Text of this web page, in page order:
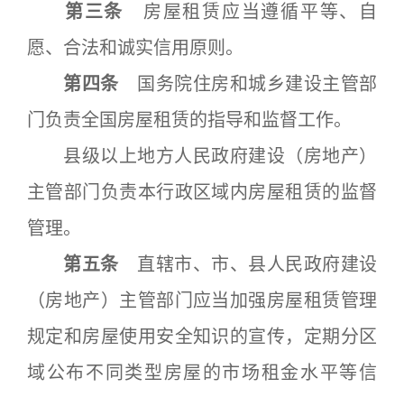
第三条 房屋租赁应当遵循平等、自
愿、合法和诚实信用原则。
第四条 国务院住房和城乡建设主管部
门负责全国房屋租赁的指导和监督工作。
县级以上地方人民政府建设（房地产）
主管部门负责本行政区域内房屋租赁的监督
管理。
第五条 直辖市、市、县人民政府建设
（房地产）主管部门应当加强房屋租赁管理
规定和房屋使用安全知识的宣传，定期分区
域公布不同类型房屋的市场租金水平等信